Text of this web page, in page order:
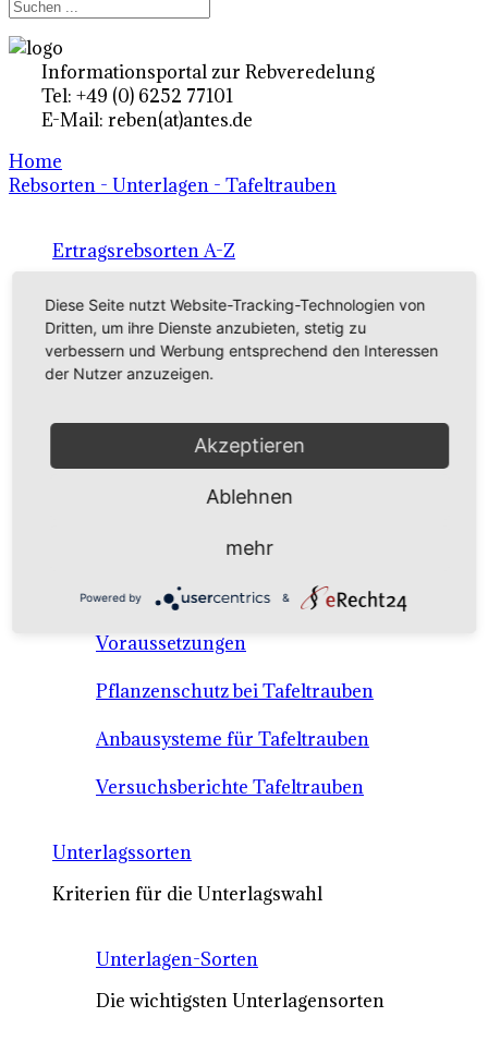
Informationsportal zur Rebveredelung
Tel: +49 (0) 6252 77101
E-Mail: reben(at)antes.de
Home
Rebsorten - Unterlagen - Tafeltrauben
Ertragsrebsorten A-Z
Rebsorten international
Tafeltraubensorten
Anbausysteme & Recht
Voraussetzungen
Pflanzenschutz bei Tafeltrauben
Anbausysteme für Tafeltrauben
Versuchsberichte Tafeltrauben
Unterlagssorten
Kriterien für die Unterlagswahl
Unterlagen-Sorten
Die wichtigsten Unterlagensorten
Diese Seite nutzt Website-Tracking-Technologien von
Dritten, um ihre Dienste anzubieten, stetig zu
verbessern und Werbung entsprechend den Interessen
der Nutzer anzuzeigen.
Akzeptieren
Ablehnen
mehr
Powered by &